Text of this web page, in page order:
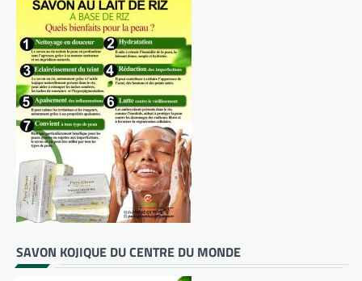
SAVON KOJIQUE DU CENTRE DU MONDE